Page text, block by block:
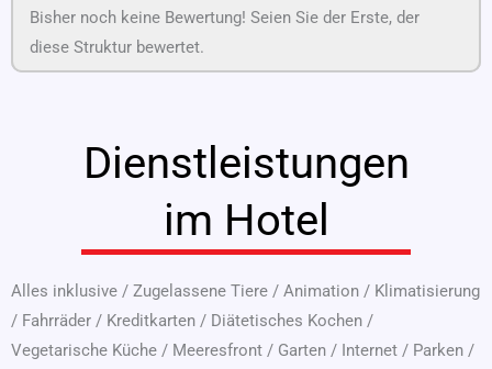
Bisher noch keine Bewertung! Seien Sie der Erste, der
diese Struktur bewertet.
Dienstleistungen
im Hotel
Alles inklusive / Zugelassene Tiere / Animation / Klimatisierung
/ Fahrräder / Kreditkarten / Diätetisches Kochen /
Vegetarische Küche / Meeresfront / Garten / Internet / Parken /